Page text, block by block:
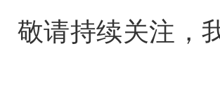
敬请持续关注，